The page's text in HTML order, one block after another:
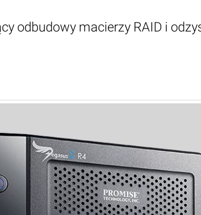
odbudowy macierzy RAID i